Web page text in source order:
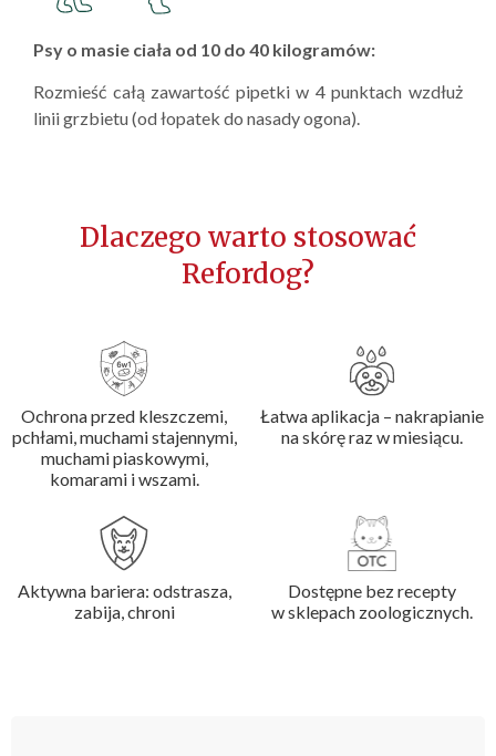
Psy o masie ciała od 10 do 40 kilogramów:
Rozmieść całą zawartość pipetki w 4 punktach wzdłuż
linii grzbietu (od łopatek do nasady ogona).
Dlaczego warto stosować
Refordog?
Ochrona przed kleszczemi,
pchłami, muchami stajennymi,
muchami piaskowymi,
komarami i wszami.
Łatwa aplikacja – nakrapianie
na skórę raz w miesiącu.
Aktywna bariera: odstrasza,
zabija, chroni
Dostępne bez recepty
w sklepach zoologicznych.